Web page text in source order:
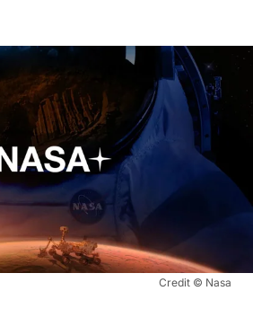
Credit © Nasa